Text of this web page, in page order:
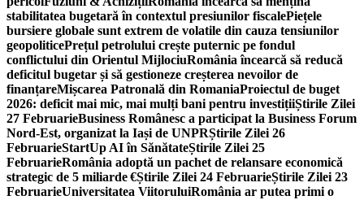
stabilitatea bugetară în contextul presiunilor fiscalePiețele
bursiere globale sunt extrem de volatile din cauza tensiunilor
geopoliticePrețul petrolului crește puternic pe fondul
conflictului din Orientul MijlociuRomânia încearcă să reducă
deficitul bugetar și să gestioneze creșterea nevoilor de
finanțareMișcarea Patronală din RomaniaProiectul de buget
2026: deficit mai mic, mai mulți bani pentru investițiiȘtirile Zilei
27 FebruarieBusiness Românesc a participat la Business Forum
Nord-Est, organizat la Iași de UNPRȘtirile Zilei 26
FebruarieStartUp AI în SănătateȘtirile Zilei 25
FebruarieRomânia adoptă un pachet de relansare economică
strategic de 5 miliarde €Știrile Zilei 24 FebruarieȘtirile Zilei 23
FebruarieUniversitatea ViitoruluiRomânia ar putea primi o